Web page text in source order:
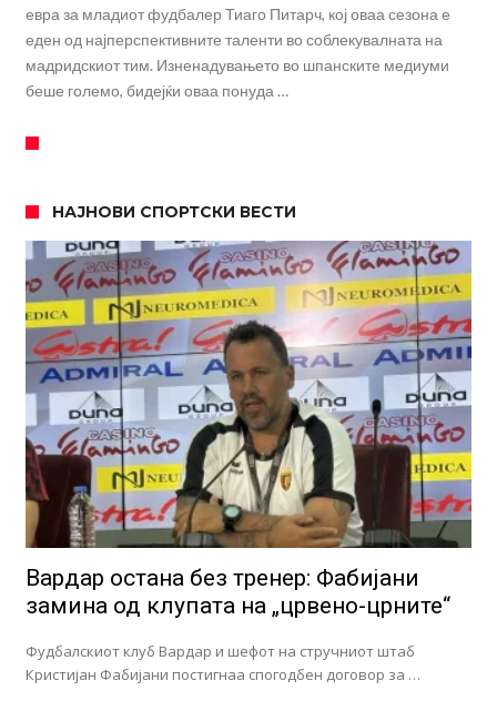
евра за младиот фудбалер Тиаго Питарч, кој оваа сезона е
еден од најперспективните таленти во соблекувалната на
мадридскиот тим. Изненадувањето во шпанските медиуми
беше големо, бидејќи оваа понуда …
НАЈНОВИ СПОРТСКИ ВЕСТИ
Вардар остана без тренер: Фабијани
замина од клупата на „црвено-црните“
Фудбалскиот клуб Вардар и шефот на стручниот штаб
Кристијан Фабијани постигнаа спогодбен договор за …